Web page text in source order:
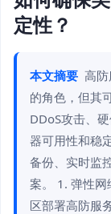
定性？
本文摘要 高
的角色，但其
DDoS攻击、
器可用性和稳
备份、实时监
案。 1. 弹性
区部署高防服